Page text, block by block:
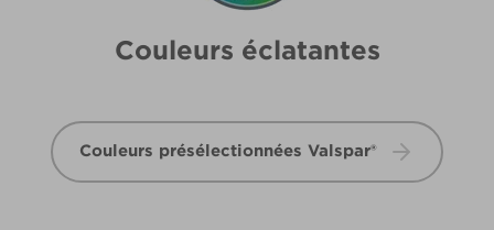
Couleurs éclatantes
Couleurs présélectionnées Valspar®